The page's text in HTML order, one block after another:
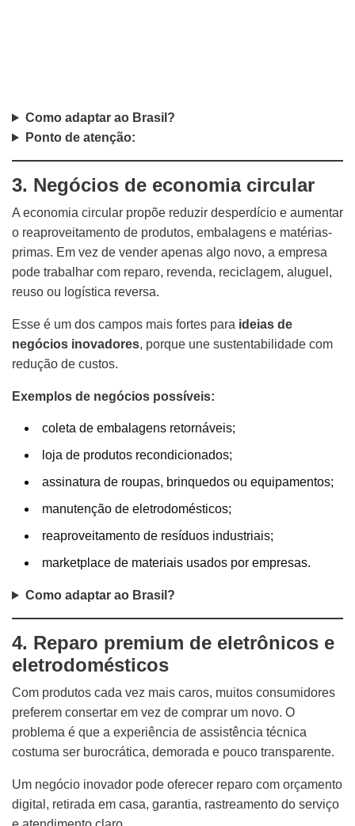
Como adaptar ao Brasil?
Ponto de atenção:
3. Negócios de economia circular
A economia circular propõe reduzir desperdício e aumentar
o reaproveitamento de produtos, embalagens e matérias-
primas. Em vez de vender apenas algo novo, a empresa
pode trabalhar com reparo, revenda, reciclagem, aluguel,
reuso ou logística reversa.
Esse é um dos campos mais fortes para ideias de
negócios inovadores, porque une sustentabilidade com
redução de custos.
Exemplos de negócios possíveis:
coleta de embalagens retornáveis;
loja de produtos recondicionados;
assinatura de roupas, brinquedos ou equipamentos;
manutenção de eletrodomésticos;
reaproveitamento de resíduos industriais;
marketplace de materiais usados por empresas.
Como adaptar ao Brasil?
4. Reparo premium de eletrônicos e
eletrodomésticos
Com produtos cada vez mais caros, muitos consumidores
preferem consertar em vez de comprar um novo. O
problema é que a experiência de assistência técnica
costuma ser burocrática, demorada e pouco transparente.
Um negócio inovador pode oferecer reparo com orçamento
digital, retirada em casa, garantia, rastreamento do serviço